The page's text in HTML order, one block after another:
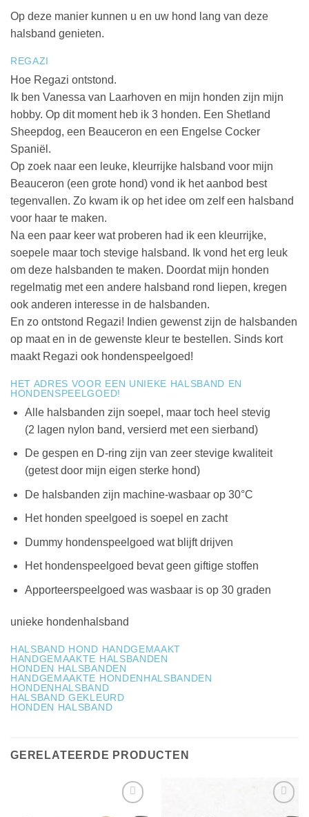
Op deze manier kunnen u en uw hond lang van deze
halsband genieten.
REGAZI
Hoe Regazi ontstond.
Ik ben Vanessa van Laarhoven en mijn honden zijn mijn
hobby. Op dit moment heb ik 3 honden. Een Shetland
Sheepdog, een Beauceron en een Engelse Cocker
Spaniël.
Op zoek naar een leuke, kleurrijke halsband voor mijn
Beauceron (een grote hond) vond ik het aanbod best
tegenvallen. Zo kwam ik op het idee om zelf een halsband
voor haar te maken.
Na een paar keer wat proberen had ik een kleurrijke,
soepele maar toch stevige halsband. Ik vond het erg leuk
om deze halsbanden te maken. Doordat mijn honden
regelmatig met een andere halsband rond liepen, kregen
ook anderen interesse in de halsbanden.
En zo ontstond Regazi! Indien gewenst zijn de halsbanden
op maat en in de gewenste kleur te bestellen. Sinds kort
maakt Regazi ook hondenspeelgoed!
HET ADRES VOOR EEN UNIEKE HALSBAND EN
HONDENSPEELGOED!
Alle halsbanden zijn soepel, maar toch heel stevig
(2 lagen nylon band, versierd met een sierband)
De gespen en D-ring zijn van zeer stevige kwaliteit
(getest door mijn eigen sterke hond)
De halsbanden zijn machine-wasbaar op 30°C
Het honden speelgoed is soepel en zacht
Dummy hondenspeelgoed wat blijft drijven
Het hondenspeelgoed bevat geen giftige stoffen
Apporteerspeelgoed was wasbaar is op 30 graden
unieke hondenhalsband
HALSBAND HOND HANDGEMAAKT
HANDGEMAAKTE HALSBANDEN
HONDEN HALSBANDEN
HANDGEMAAKTE HONDENHALSBANDEN
HONDENHALSBAND
HALSBAND GEKLEURD
HONDEN HALSBAND
GERELATEERDE PRODUCTEN